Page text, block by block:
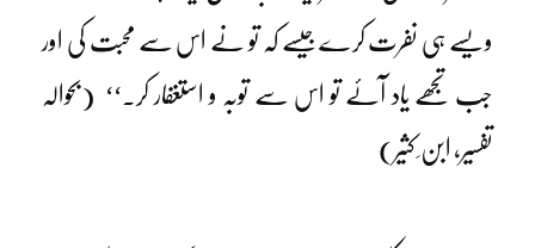
ویسے ہی نفرت کرے جیسے کہ تو نے اس سے محبت کی اور
جب تجھے یاد آئے تو اس سے توبہ و استغفار کر۔‘‘ (بحوالہ
تفسیر، ابن ِ کثیر)